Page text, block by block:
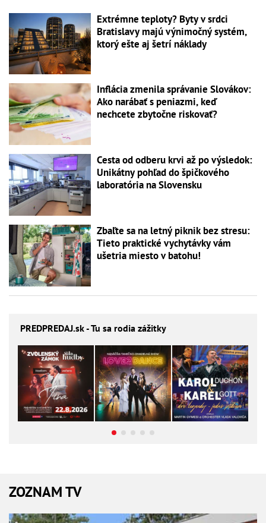
Extrémne teploty? Byty v srdci
Bratislavy majú výnimočný systém,
ktorý ešte aj šetrí náklady
Inflácia zmenila správanie Slovákov:
Ako narábať s peniazmi, keď
nechcete zbytočne riskovať?
Cesta od odberu krvi až po výsledok:
Unikátny pohľad do špičkového
laboratória na Slovensku
Zbaľte sa na letný piknik bez stresu:
Tieto praktické vychytávky vám
ušetria miesto v batohu!
PREDPREDAJ.sk - Tu sa rodia zážitky
ZOZNAM TV